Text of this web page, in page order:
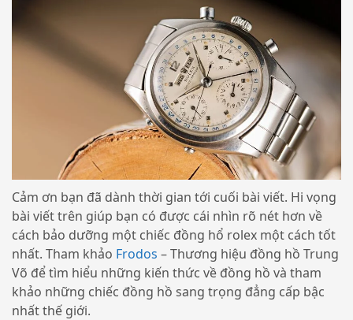
Cảm ơn bạn đã dành thời gian tới cuối bài viết. Hi vọng
bài viết trên giúp bạn có được cái nhìn rõ nét hơn về
cách bảo dưỡng một chiếc đồng hổ rolex một cách tốt
nhất. Tham khảo Frodos – Thương hiệu đồng hồ Trung
Võ để tìm hiểu những kiến thức về đồng hồ và tham
khảo những chiếc đồng hồ sang trọng đẳng cấp bậc
nhất thế giới.